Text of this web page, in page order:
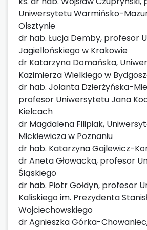
Uniwersytetu Warmińsko-
Olsztynie
dr hab. Łucja Demby, profesor
Jagiellońskiego w Krakowie
dr Katarzyna Domańska,
Kazimierza Wielkiego w
dr hab. Jolanta Dzierżyńska-
profesor Uniwersytetu Jana
Kielcach
dr Magdalena Filipiak,
Mickiewicza w Poznaniu
dr hab. Katarzyna Gajlewicz-
dr Aneta Głowacka, profesor
Śląskiego
dr hab. Piotr Gołdyn, profesor
Kaliskiego im. Prezydenta
Wojciechowskiego
dr Agnieszka Górka-